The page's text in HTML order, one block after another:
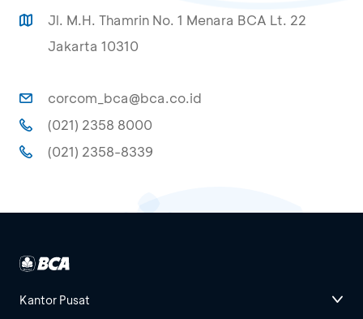
Jl. M.H. Thamrin No. 1 Menara BCA Lt. 22
Jakarta 10310
corcom_bca@bca.co.id
(021) 2358 8000
(021) 2358-8339
Kantor Pusat